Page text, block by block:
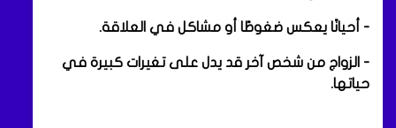
- أحيانًا يعكس ضغوطًا أو مشاكل في العلاقة.
- الزواج من شخص آخر قد يدل على تغيرات كبيرة في
حياتها.